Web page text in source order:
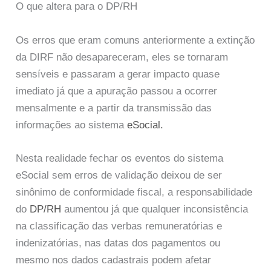
O que altera para o DP/RH
Os erros que eram comuns anteriormente a extinção
da DIRF não desapareceram, eles se tornaram
sensíveis e passaram a gerar impacto quase
imediato já que a apuração passou a ocorrer
mensalmente e a partir da transmissão das
informações ao sistemaeSocial.
Nesta realidade fechar os eventos do sistema
eSocial sem erros de validação deixou de ser
sinônimo de conformidade fiscal, a responsabilidade
do DP/RH aumentou já que qualquer inconsistência
na classificação das verbas remuneratórias e
indenizatórias, nas datas dos pagamentos ou
mesmo nos dados cadastrais podem afetar